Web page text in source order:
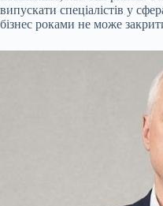
випускати спеціалістів у
бізнес роками не може